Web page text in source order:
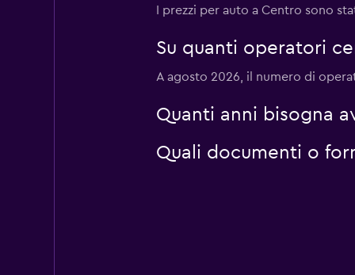
CROWN CAR HIRE
I prezzi per auto a Centro sono
Su quanti operatori
A agosto 2026, il numero di
Quanti anni bisogna
Quali documenti o